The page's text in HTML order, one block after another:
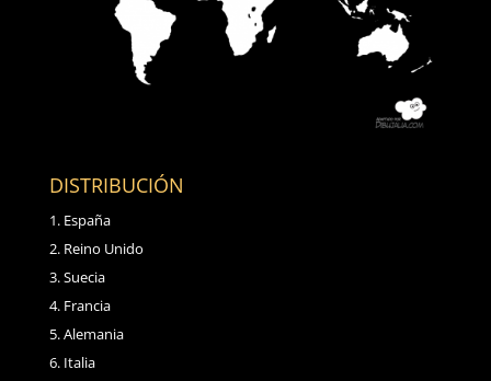
DISTRIBUCIÓN
España
Reino Unido
Suecia
Francia
Alemania
Italia